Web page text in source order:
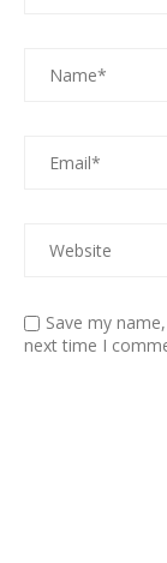
Save my
next time I